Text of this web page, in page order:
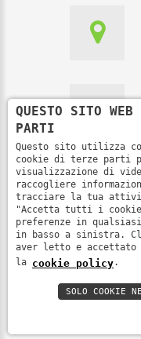
Fenoop ©
QUESTO SITO
PARTI
Questo sito utilizza
cookie di terze parti
visualizzazione di
raccogliere
tracciare la tua
"Accetta tutti i
preferenze in
in basso a sinistra.
aver letto e
la cookie policy.
SOLO COOKIE